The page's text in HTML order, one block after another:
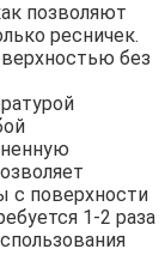
позволяют
ресничек.
без
с поверхности
1-2 раза